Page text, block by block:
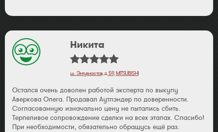
Никита
ш. Энтузиастов, д. 59,MITSUBISHI
Остался очень доволен работой эксперта по выкупу
Аверкова Олега. Продавал Аутлэндер по доверенности.
Согласованную изначально цену не пытались сбить.
Терпеливое сопровождение сделки на всех этапах. Спасибо!
При необходимости, обязательно обращусь ещё раз.